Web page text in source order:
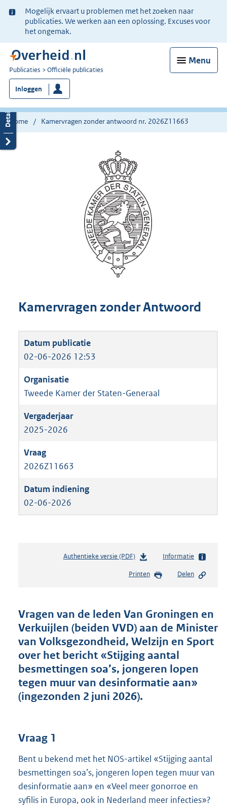
Ter
informatie:
Mogelijk ervaart u problemen met het zoeken naar
publicaties. We werken aan een oplossing. Excuses voor
het ongemak.
Menu
U
bent
nu
hier:
Publicaties Officiële publicaties
Inloggen
Home Kamervragen zonder antwoord nr. 2026Z11663
Kamervragen zonder Antwoord
02-06-2026 12:53
Tweede Kamer der Staten-Generaal
2025-2026
2026Z11663
02-06-2026
Authentieke versie (PDF)b
s
d
s
g
r
o
o
t
t
b
Informatie
Printen Delen
Vragen van de leden Van Groningen en
Verkuijlen (beiden VVD) aan de Minister
van Volksgezondheid, Welzijn en Sport
over het bericht «Stijging aantal
besmettingen soa’s, jongeren lopen
tegen muur van desinformatie aan»
(ingezonden 2 juni 2026).
Vraag 1
Bent u bekend met het NOS-artikel «Stijging aantal
besmettingen soa’s, jongeren lopen tegen muur van
desinformatie aan» en «Veel meer gonorroe en
syfilis in Europa, ook in Nederland meer infecties»?